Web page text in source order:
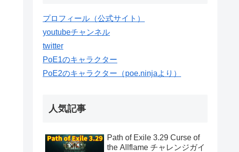
プロフィール（公式サイト）
youtubeチャンネル
twitter
PoE1のキャラクター
PoE2のキャラクター（poe.ninjaより）
人気記事
Path of Exile 3.29 Curse of
the Allflame チャレンジガイ